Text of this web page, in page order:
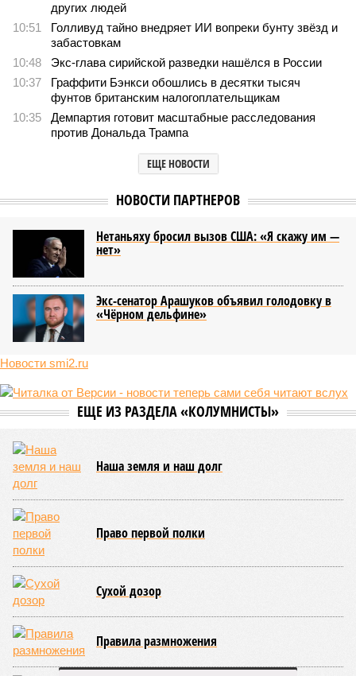
других людей
10:51
Голливуд тайно внедряет ИИ вопреки бунту звёзд и
забастовкам
10:48
Экс-глава сирийской разведки нашёлся в России
10:37
Граффити Бэнкси обошлись в десятки тысяч
фунтов британским налогоплательщикам
10:35
Демпартия готовит масштабные расследования
против Дональда Трампа
ЕЩЕ НОВОСТИ
НОВОСТИ ПАРТНЕРОВ
Нетаньяху бросил вызов США: «Я скажу им —
нет»
Экс-сенатор Арашуков объявил голодовку в
«Чёрном дельфине»
Новости smi2.ru
ЕЩЕ ИЗ РАЗДЕЛА «КОЛУМНИСТЫ»
Наша земля и наш долг
Право первой полки
Сухой дозор
Правила размножения